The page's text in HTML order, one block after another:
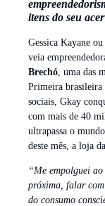
itens do seu
Gessica Kayane
veia
Brechó, uma das
Primeira brasileira
sociais, Gkay
com mais de 40
ultrapassa o
deste mês, a loja
“Me empolguei
próxima, falar
do consumo